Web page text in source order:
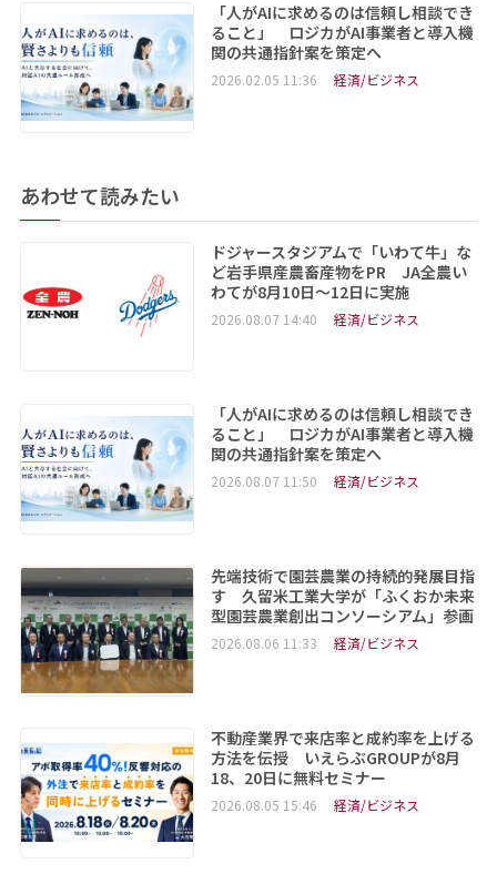
「人がAIに求めるのは信頼し相談でき
ること」 ロジカがAI事業者と導入機
関の共通指針案を策定へ
2026.02.05 11:36 経済/ビジネス
あわせて読みたい
ドジャースタジアムで「いわて牛」な
ど岩手県産農畜産物をPR JA全農い
わてが8月10日～12日に実施
2026.08.07 14:40 経済/ビジネス
「人がAIに求めるのは信頼し相談でき
ること」 ロジカがAI事業者と導入機
関の共通指針案を策定へ
2026.08.07 11:50 経済/ビジネス
先端技術で園芸農業の持続的発展目指
す 久留米工業大学が「ふくおか未来
型園芸農業創出コンソーシアム」参画
2026.08.06 11:33 経済/ビジネス
不動産業界で来店率と成約率を上げる
方法を伝授 いえらぶGROUPが8月
18、20日に無料セミナー
2026.08.05 15:46 経済/ビジネス